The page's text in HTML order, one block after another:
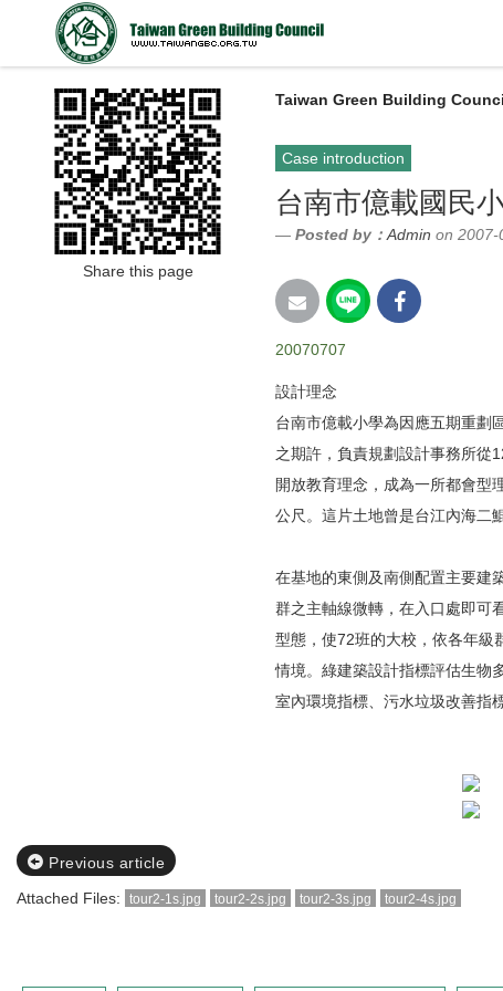
Taiwan Green Building
Case introduction
台南市億載國民
Posted by： Admin on 2007-
20070707
設計理念
台南市億載小學為因應五期重劃
之期許，負責規劃設計事務所從
開放教育理念，成為一所都會型
公尺。這片土地曾是台江內海二
在基地的東側及南側配置主要建
群之主軸線微轉，在入口處即可
型態，使72班的大校，依各年級
情境。綠建築設計指標評估生物
室內環境指標、污水垃圾改善指標
Share this page
Previous article
Attached Files:
tour2-1s.jpg tour2-2s.jpg tour2-3s.jpg tour2-4s.jpg